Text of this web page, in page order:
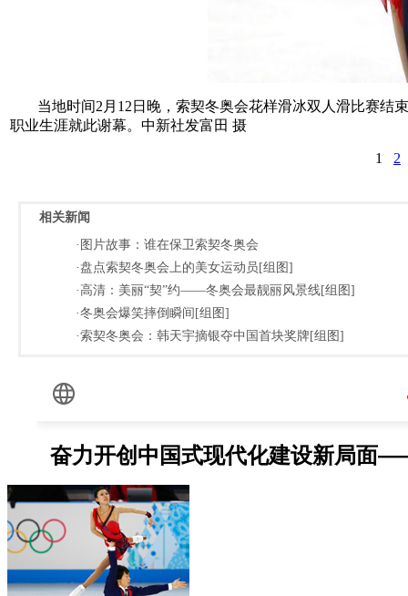
当地时间2月12日晚，索契冬奥会花样滑冰双人滑比赛结
职业生涯就此谢幕。中新社发富田 摄
1 2
相关新闻
·图片故事：谁在保卫索契冬奥会
·盘点索契冬奥会上的美女运动员[组图]
·高清：美丽“契”约——冬奥会最靓丽风景线[组图]
·冬奥会爆笑摔倒瞬间[组图]
·索契冬奥会：韩天宇摘银夺中国首块奖牌[组图]